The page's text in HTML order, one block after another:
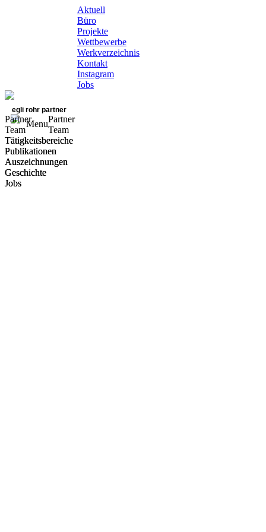
Aktuell
Büro
Projekte
Wettbewerbe
Werkverzeichnis
Kontakt
Instagram
Jobs
egli rohr partner
Menu
Partner
Team
Tätigkeitsbereiche
Publikationen
Auszeichnungen
Geschichte
Jobs
Partner
Team
Tätigkeitsbereiche
Publikationen
Auszeichnungen
Geschichte
Jobs